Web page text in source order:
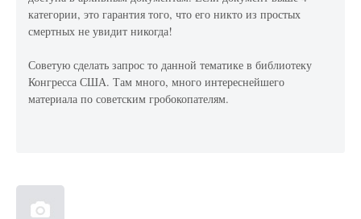
категории, это гарантия того, что его никто из простых
смертных не увидит никогда!
Советую сделать запрос то данной тематике в библиотеку
Конгресса США. Там много, много интереснейшего
материала по советским гробокопателям.